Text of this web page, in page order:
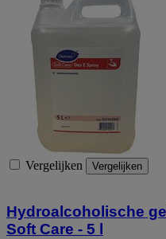
Vergelijken Vergelijken
Hydroalcoholische
Soft Care - 5 l